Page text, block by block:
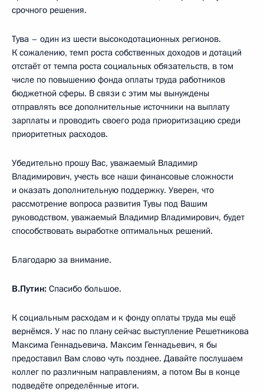
срочного решения.
Тува – один из шести высокодотационных регионов.
К сожалению, темп роста собственных доходов и дотаций
отстаёт от темпа роста социальных обязательств, в том
числе по повышению фонда оплаты труда работников
бюджетной сферы. В связи с этим мы вынуждены
отправлять все дополнительные источники на выплату
зарплаты и проводить своего рода приоритизацию среди
приоритетных расходов.
Убедительно прошу Вас, уважаемый Владимир
Владимирович, учесть все наши финансовые сложности
и оказать дополнительную поддержку. Уверен, что
рассмотрение вопроса развития Тувы под Вашим
руководством, уважаемый Владимир Владимирович, будет
способствовать выработке оптимальных решений.
Благодарю за внимание.
В.Путин: Спасибо большое.
К социальным расходам и к фонду оплаты труда мы ещё
вернёмся. У нас по плану сейчас выступление Решетникова
Максима Геннадьевича. Максим Геннадьевич, я бы
предоставил Вам слово чуть позднее. Давайте послушаем
коллег по различным направлениям, а потом Вы в конце
подведёте определённые итоги.